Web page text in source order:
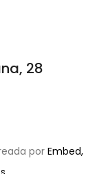
28
por Embed,